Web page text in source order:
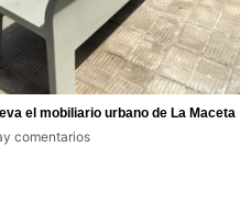
el mobiliario urbano de La Maceta
comentarios